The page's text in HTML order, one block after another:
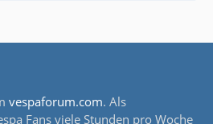
vespaforum.com. Als
Fans viele Stunden pro Woche